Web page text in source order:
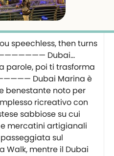
parole, poi ti trasforma
Dubai Marina è
benestante noto per
ricreativo con
sabbiose su cui
mercatini artigianali
sul
Walk, mentre il Dubai